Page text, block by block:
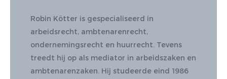
Robin Kötter is gespecialiseerd in
arbeidsrecht, ambtenarenrecht,
ondernemingsrecht en huurrecht. Tevens
treedt hij op als mediator in arbeidszaken en
ambtenarenzaken. Hij studeerde eind 1986